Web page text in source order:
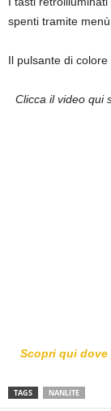
spenti tramite menù.
Il pulsante di
Clicca il video qui
Scopri qui
TAGS NANLITE